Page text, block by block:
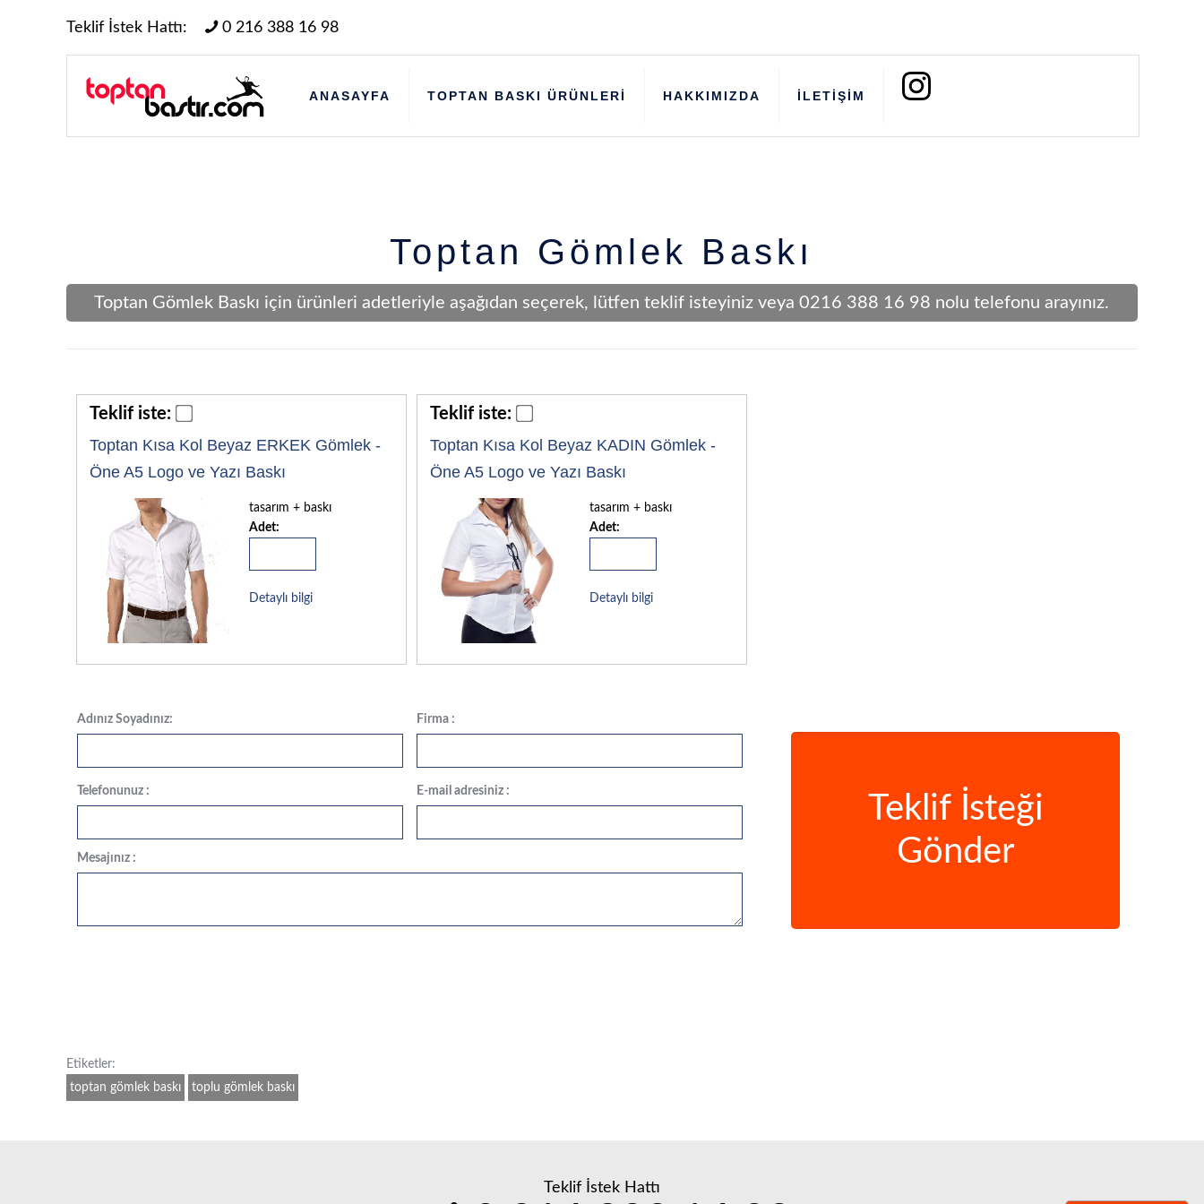
Teklif İstek Hattı: 0 216 388 16 98
ANASAYFA TOPTAN BASKI ÜRÜNLERİ HAKKIMIZDA İLETİŞİM
Toptan Gömlek Baskı
Toptan Gömlek Baskı için ürünleri adetleriyle aşağıdan seçerek, lütfen teklif isteyiniz veya 0216 388 16 98 nolu telefonu arayınız.
Teklif iste:
Toptan Kısa Kol Beyaz ERKEK Gömlek -
Öne A5 Logo ve Yazı Baskı
tasarım + baskı
Adet:
Detaylı bilgi
Teklif iste:
Toptan Kısa Kol Beyaz KADIN Gömlek -
Öne A5 Logo ve Yazı Baskı
tasarım + baskı
Adet:
Detaylı bilgi
Adınız Soyadınız:
Telefonunuz :
Firma :
E-mail adresiniz :
Mesajınız :
Teklif İsteği
Gönder
Etiketler:
toptan gömlek baskı
toplu gömlek baskı
Teklif İstek Hattı